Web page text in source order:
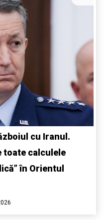
cu Iranul.
toate calculele
în Orientul